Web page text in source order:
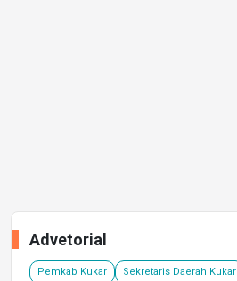
Advetorial
Pemkab Kukar Sekretaris Daerah Kukar